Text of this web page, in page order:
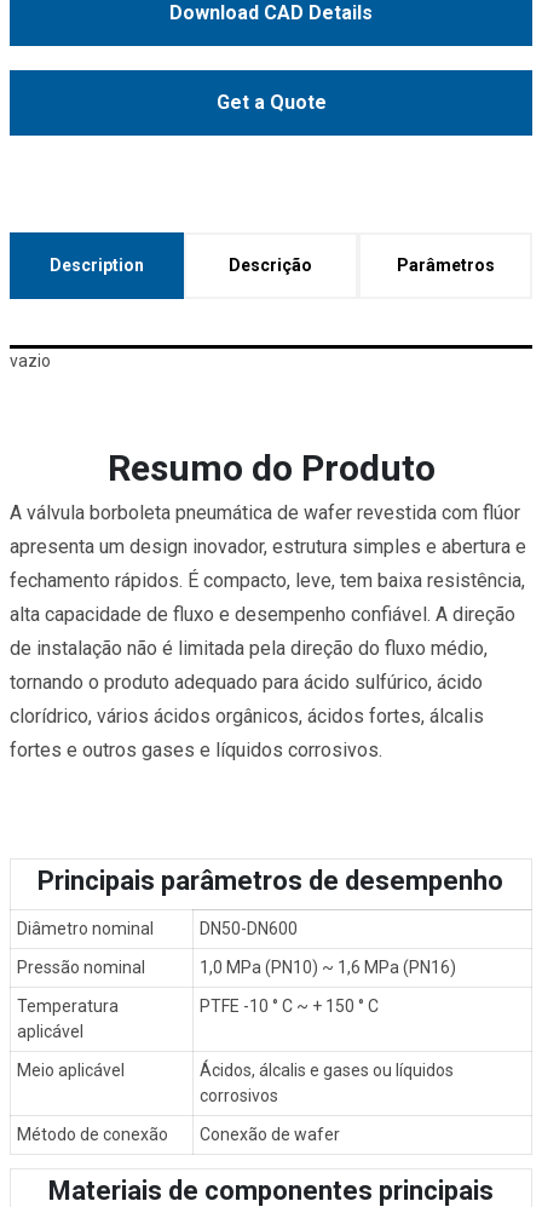
Download CAD Details
Get a Quote
Description Descrição Parâmetros
vazio
Resumo do Produto
A válvula borboleta pneumática de wafer revestida com flúor
apresenta um design inovador, estrutura simples e abertura e
fechamento rápidos. É compacto, leve, tem baixa resistência,
alta capacidade de fluxo e desempenho confiável. A direção
de instalação não é limitada pela direção do fluxo médio,
tornando o produto adequado para ácido sulfúrico, ácido
clorídrico, vários ácidos orgânicos, ácidos fortes, álcalis
fortes e outros gases e líquidos corrosivos.
Principais parâmetros de desempenho
Diâmetro nominal
DN50-DN600
Pressão nominal
1,0 MPa (PN10) ~ 1,6 MPa (PN16)
Temperatura
aplicável
PTFE -10 ° C ~ + 150 ° C
Meio aplicável
Ácidos, álcalis e gases ou líquidos
corrosivos
Método de conexão
Conexão de wafer
Materiais de componentes principais